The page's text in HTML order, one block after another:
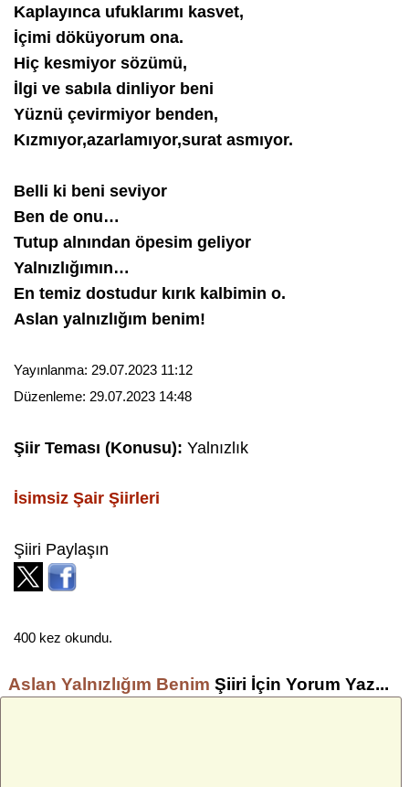
Kaplayınca ufuklarımı kasvet,
İçimi döküyorum ona.
Hiç kesmiyor sözümü,
İlgi ve sabıla dinliyor beni
Yüznü çevirmiyor benden,
Kızmıyor,azarlamıyor,surat asmıyor.
Belli ki beni seviyor
Ben de onu…
Tutup alnından öpesim geliyor
Yalnızlığımın…
En temiz dostudur kırık kalbimin o.
Aslan yalnızlığım benim!
Yayınlanma: 29.07.2023 11:12
Düzenleme: 29.07.2023 14:48
Şiir Teması (Konusu): Yalnızlık
İsimsiz Şair Şiirleri
Şiiri Paylaşın
400 kez okundu.
Aslan Yalnızlığım Benim Şiiri İçin Yorum Yaz...